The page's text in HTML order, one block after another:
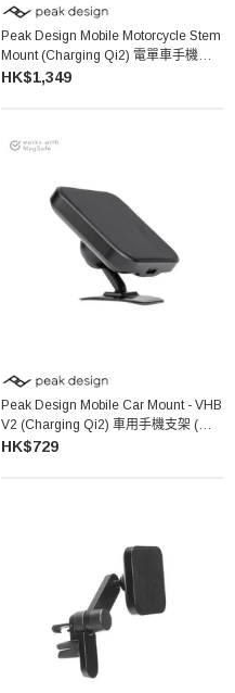
Peak Design Mobile Motorcycle Stem
Mount (Charging Qi2) 電單車手機支架
(充電版)
HK$1,349
Peak Design Mobile Car Mount - VHB
V2 (Charging Qi2) 車用手機支架 (充電
款)
HK$729